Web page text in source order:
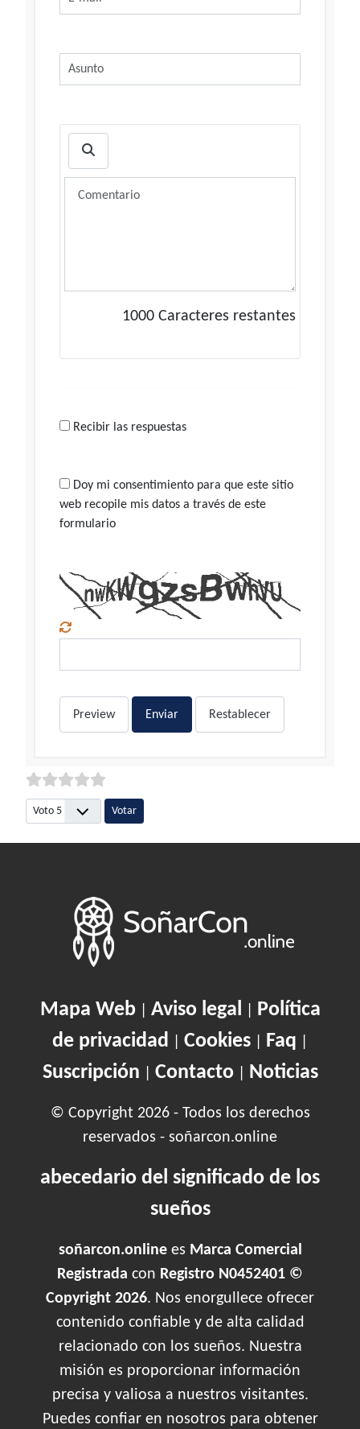
1000 Caracteres restantes
Recibir las respuestas
Doy mi consentimiento para que este sitio
web recopile mis datos a través de este
formulario
Preview Enviar Restablecer
Por favor, vote
Mapa Web| Aviso legal
Política
de privacidad
Cookies Faq
Suscripción Contacto| Noticias
© Copyright 2026 - Todos los derechos
reservados - soñarcon.online
abecedario del significado de los
sueños
soñarcon.onlinees Marca Comercial
Registrada con Registro N0452401 ©
Copyright 2026. Nos enorgullece ofrecer
contenido confiable y de alta calidad
relacionado con los sueños. Nuestra
misión es proporcionar información
precisa y valiosa a nuestros visitantes.
Puedes confiar en nosotros para obtener